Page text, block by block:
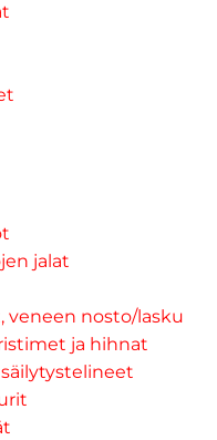
jalat
veneen nosto/lasku
ja hihnat